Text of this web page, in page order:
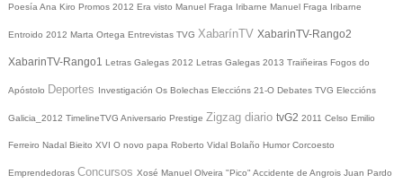
Poesía Ana Kiro Promos 2012 Era visto Manuel Fraga Iribarne Manuel Fraga Iribarne
Entroido 2012 Marta Ortega Entrevistas TVG XabarínTV XabarinTV-Rango2
XabarinTV-Rango1 Letras Galegas 2012 Letras Galegas 2013 Traiñeiras Fogos do
Apóstolo Deportes Investigación Os Bolechas Eleccións 21-O Debates TVG Eleccións
Galicia_2012 TimelineTVG Aniversario Prestige Zigzag diario tvG2 2011 Celso Emilio
Ferreiro Nadal Bieito XVI O novo papa Roberto Vidal Bolaño Humor Corcoesto
Emprendedoras Concursos Xosé Manuel Olveira "Pico" Accidente de Angrois Juan Pardo